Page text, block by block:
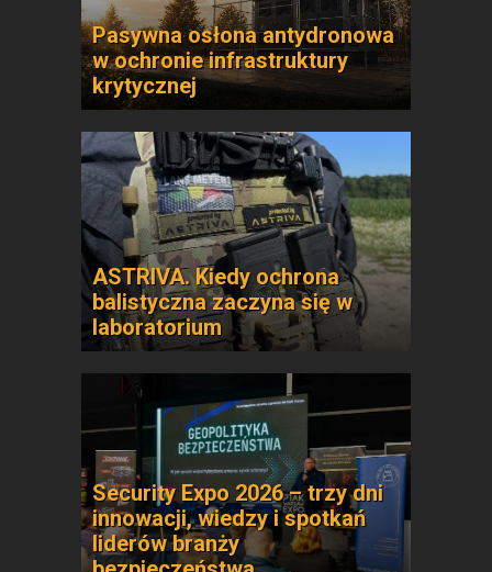
Pasywna osłona antydronowa
w ochronie infrastruktury
krytycznej
ASTRIVA. Kiedy ochrona
balistyczna zaczyna się w
laboratorium
Security Expo 2026 – trzy dni
innowacji, wiedzy i spotkań
liderów branży